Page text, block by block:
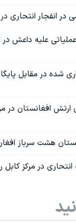
علیه داعش
شده در مقابل
هشت سرباز
در مرکز کابل